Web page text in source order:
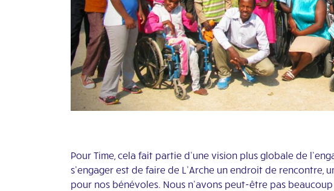
Pour Time, cela fait partie d’une vision plus globale de
s’engager est de faire de L’Arche un endroit de rencontre,
pour nos bénévoles. Nous n’avons peut-être pas